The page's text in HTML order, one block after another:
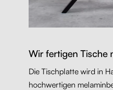
Wir fertigen Tische
Die Tischplatte wird in
hochwertigen